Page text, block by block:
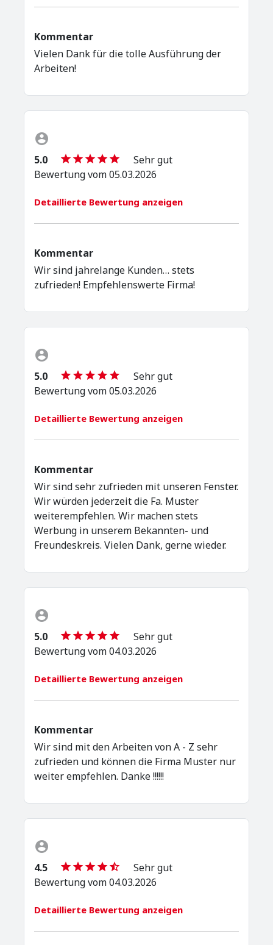
Kommentar
Vielen Dank für die tolle Ausführung der
Arbeiten!
5.0
Sehr gut
Bewertung vom 05.03.2026
Detaillierte Bewertung anzeigen
Kommentar
Wir sind jahrelange Kunden… stets
zufrieden! Empfehlenswerte Firma!
5.0
Sehr gut
Bewertung vom 05.03.2026
Detaillierte Bewertung anzeigen
Kommentar
Wir sind sehr zufrieden mit unseren Fenster.
Wir würden jederzeit die Fa. Muster
weiterempfehlen. Wir machen stets
Werbung in unserem Bekannten- und
Freundeskreis. Vielen Dank, gerne wieder.
5.0
Sehr gut
Bewertung vom 04.03.2026
Detaillierte Bewertung anzeigen
Kommentar
Wir sind mit den Arbeiten von A - Z sehr
zufrieden und können die Firma Muster nur
weiter empfehlen. Danke !!!!!!
4.5
Sehr gut
Bewertung vom 04.03.2026
Detaillierte Bewertung anzeigen